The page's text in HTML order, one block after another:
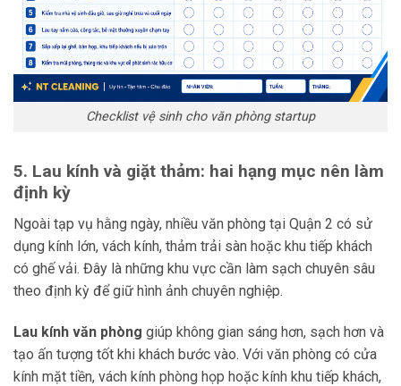
Checklist vệ sinh cho văn phòng startup
5. Lau kính và giặt thảm: hai hạng mục nên làm
định kỳ
Ngoài tạp vụ hằng ngày, nhiều văn phòng tại Quận 2 có sử
dụng kính lớn, vách kính, thảm trải sàn hoặc khu tiếp khách
có ghế vải. Đây là những khu vực cần làm sạch chuyên sâu
theo định kỳ để giữ hình ảnh chuyên nghiệp.
Lau kính văn phòng giúp không gian sáng hơn, sạch hơn và
tạo ấn tượng tốt khi khách bước vào. Với văn phòng có cửa
kính mặt tiền, vách kính phòng họp hoặc kính khu tiếp khách,